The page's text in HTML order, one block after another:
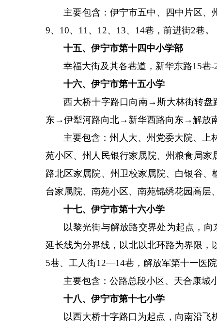
主要包含：伊宁市五中、四中片区、
9、10、11、12、13、14巷，前进街2巷。
十五、伊宁市第十四中小学部
幸福大街及其各巷道，新华东路15巷-
十六、伊宁市第十五小学
西大桥十字路口向南→斯大林街转盘
东→伊犁河路向北→新华西路向东→解放
主要包含：州人大、州党委大院、上
苑小区、州人民银行家属院、州粮食局
路北区家属院、州卫校家属院、白银谷
台家属院、南苑小区、南苑锦绣花园高层
十七、伊宁市第十六小学
以黎光街与解放路交界处为起点，
延长线为分界线，以北以北环路为界限
5巷、工人街12—14巷，解放军第十一医
主要包含：公路总段小区、天合康城
十八、伊宁市第十七小学
以西大桥十字路口为起点，向南沿